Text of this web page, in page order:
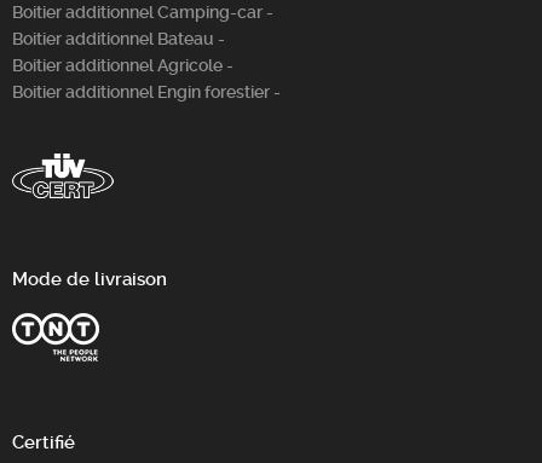
Boitier additionnel Camping-car -
Boitier additionnel Bateau -
Boitier additionnel Agricole -
Boitier additionnel Engin forestier -
Mode de livraison
Certifié